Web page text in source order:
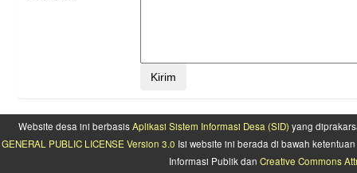
Website desa ini berbasisAplikasi Sistem Informasi Desa (SID) yang
GENERAL PUBLIC LICENSE Version 3.0 Isi website ini berada di bawah
Informasi Publik dan Creative Commons